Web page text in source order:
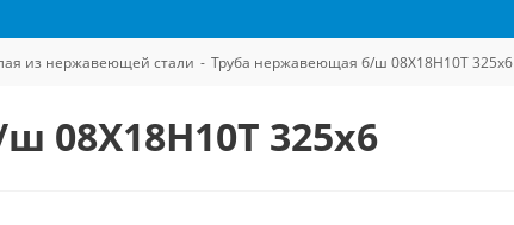
из нержавеющей стали - Труба нержавеющая б/ш 08Х18Н10Т 325х6
08Х18Н10Т 325х6